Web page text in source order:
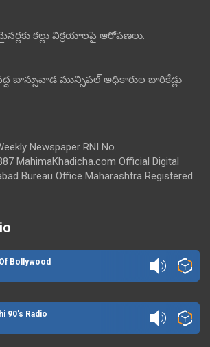
కల్లు విక్రయాలపై ఆరోపణలు.
బాన్సువాడ మున్సిపల్ అధికారుల బారికేడ్లు
Newspaper RNI No.
MahimaKhadicha.com Official Digital
Bureau Office Maharashtra Registered
Bollywood
90's Radio